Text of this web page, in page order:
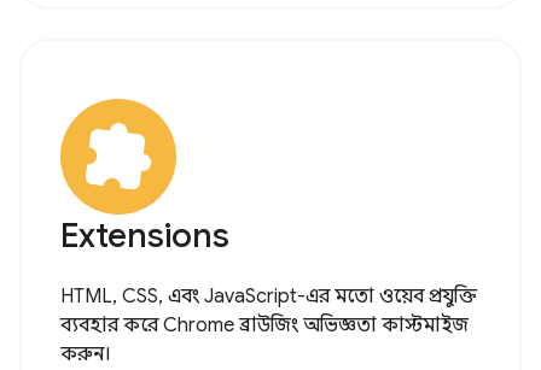
Extensions
HTML, CSS, এবং JavaScript-এর মতো ওয়েব প্রযুক্তি
ব্যবহার করে Chrome ব্রাউজিং অভিজ্ঞতা কাস্টমাইজ
করুন।